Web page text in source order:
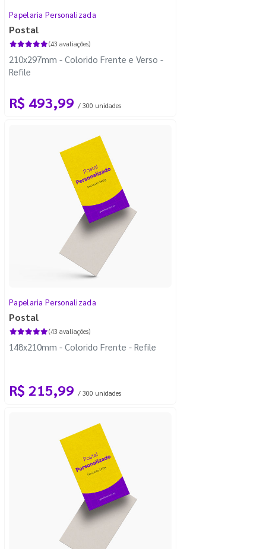
Papelaria Personalizada
Postal
(43 avaliações)
210x297mm - Colorido Frente e Verso -
Refile
R$ 493,99 / 300 unidades
Papelaria Personalizada
Postal
(43 avaliações)
148x210mm - Colorido Frente - Refile
R$ 215,99 / 300 unidades